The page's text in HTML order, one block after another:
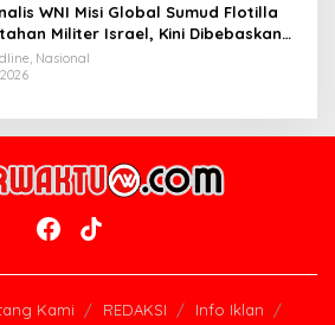
WNI Misi Global Sumud Flotilla
Militer Israel, Kini Dibebaskan
ke Istanbul
Nasional
Kami REDAKSI
Info Iklan